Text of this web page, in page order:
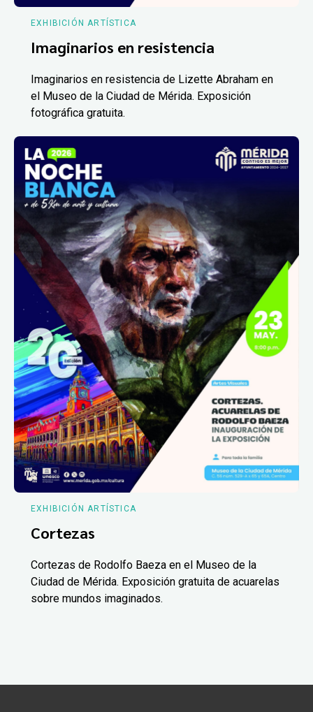
EXHIBICIÓN ARTÍSTICA
Imaginarios en resistencia
Imaginarios en resistencia de Lizette Abraham en
el Museo de la Ciudad de Mérida. Exposición
fotográfica gratuita.
EXHIBICIÓN ARTÍSTICA
Cortezas
Cortezas de Rodolfo Baeza en el Museo de la
Ciudad de Mérida. Exposición gratuita de acuarelas
sobre mundos imaginados.